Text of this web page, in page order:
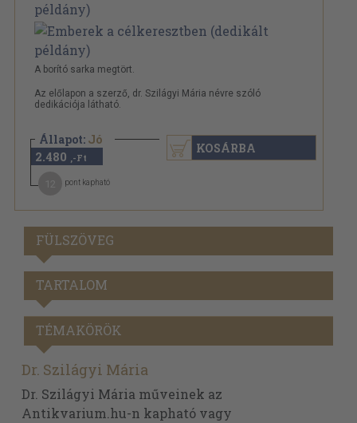
A borító sarka megtört.
Az előlapon a szerző, dr. Szilágyi Mária névre szóló
dedikációja látható.
Állapot: Jó
2.480 ,-Ft
pont kapható
KOSÁRBA
FÜLSZÖVEG
TARTALOM
TÉMAKÖRÖK
Dr. Szilágyi Mária
Dr. Szilágyi Mária műveinek az
Antikvarium.hu-n kapható vagy